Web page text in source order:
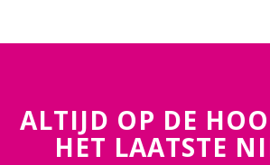
ALTIJD OP DE
HET LAATSTE